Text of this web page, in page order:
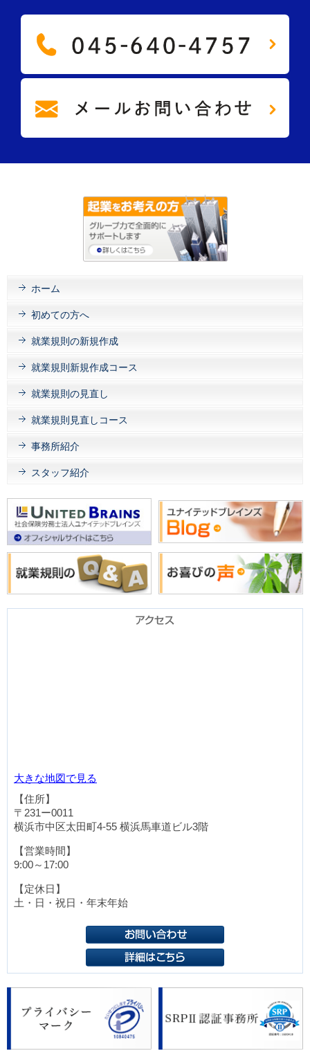
ホーム
初めての方へ
就業規則の新規作成
就業規則新規作成コース
就業規則の見直し
就業規則見直しコース
事務所紹介
スタッフ紹介
大きな地図で見る
【住所】
〒231ー0011
横浜市中区太田町4-55 横浜馬車道ビル3階
【営業時間】
9:00～17:00
【定休日】
土・日・祝日・年末年始